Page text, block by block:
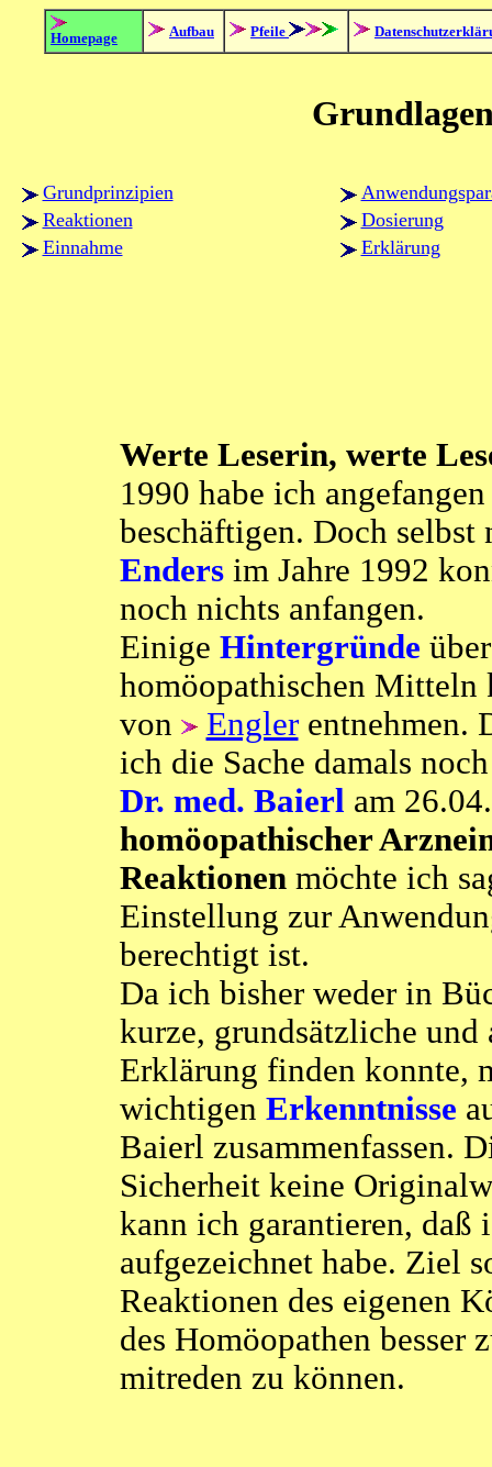
Homepage Aufbau Pfeile
Grundprinzipien
Reaktionen
Dosierung
Einnahme
Erklärung
Werte Leserin, werte
1990 habe ich
beschäftigen. Doch
Enders im Jahre 1992
noch nichts anfangen.
Einige Hintergründe
homöopathischen Mitteln
von
Englerentnehmen.
ich die Sache damals
Dr. med. Baierl am
homöopathischer
Reaktionen möchte ich
Einstellung zur
berechtigt ist.
Da ich bisher weder in
kurze, grundsätzliche
Erklärung finden konnte,
wichtigen Erkenntnisse
Baierl zusammenfassen.
Sicherheit keine
kann ich garantieren, daß
aufgezeichnet habe. Ziel
Reaktionen des eigenen
des Homöopathen besser
mitreden zu können.